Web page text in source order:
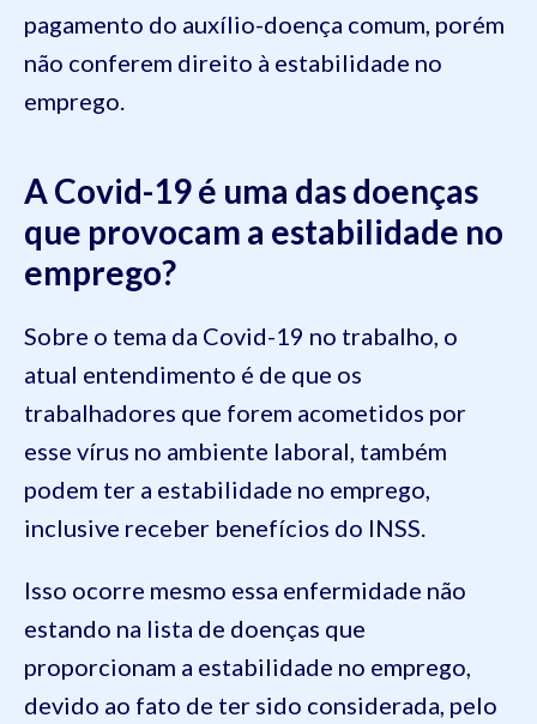
pagamento do auxílio-doença comum, porém
não conferem direito à estabilidade no
emprego.
A Covid-19 é uma das doenças
que provocam a estabilidade no
emprego?
Sobre o tema da Covid-19 no trabalho, o
atual entendimento é de que os
trabalhadores que forem acometidos por
esse vírus no ambiente laboral, também
podem ter a estabilidade no emprego,
inclusive receber benefícios do INSS.
Isso ocorre mesmo essa enfermidade não
estando na lista de doenças que
proporcionam a estabilidade no emprego,
devido ao fato de ter sido considerada, pelo